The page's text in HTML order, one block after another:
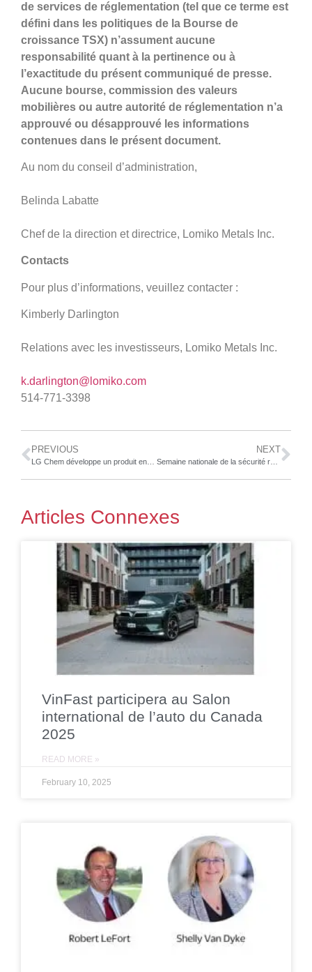
de services de réglementation (tel que ce terme est
défini dans les politiques de la Bourse de
croissance TSX) n’assument aucune
responsabilité quant à la pertinence ou à
l’exactitude du présent communiqué de presse.
Aucune bourse, commission des valeurs
mobilières ou autre autorité de réglementation n’a
approuvé ou désapprouvé les informations
contenues dans le présent document.
Au nom du conseil d’administration,
Belinda Labatte
Chef de la direction et directrice, Lomiko Metals Inc.
Contacts
Pour plus d’informations, veuillez contacter :
Kimberly Darlington
Relations avec les investisseurs, Lomiko Metals Inc.
k.darlington@lomiko.com
514-771-3398
PREVIOUS
LG Chem développe un produit en plastique, de pointe, contre l’emballement thermique des batteries de VE
NEXT
Semaine nationale de la sécurité routière
Articles Connexes
VinFast participera au Salon
international de l’auto du Canada
2025
READ MORE »
February 10, 2025